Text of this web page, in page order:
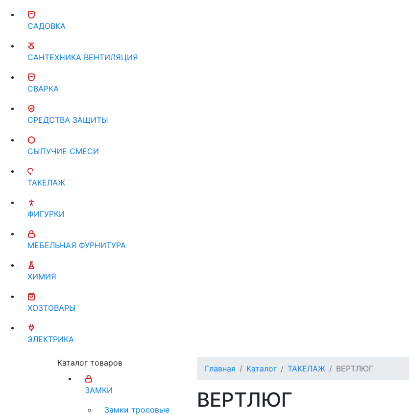
САДОВКА
САНТЕХНИКА ВЕНТИЛЯЦИЯ
СВАРКА
СРЕДСТВА ЗАЩИТЫ
СЫПУЧИЕ СМЕСИ
ТАКЕЛАЖ
ФИГУРКИ
МЕБЕЛЬНАЯ ФУРНИТУРА
ХИМИЯ
ХОЗТОВАРЫ
ЭЛЕКТРИКА
Каталог товаров
ЗАМКИ
Замки тросовые
Главная Каталог ТАКЕЛАЖ ВЕРТЛЮГ
ВЕРТЛЮГ